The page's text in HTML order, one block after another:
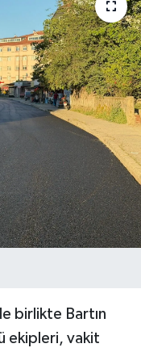
birlikte Bartın
ekipleri, vakit